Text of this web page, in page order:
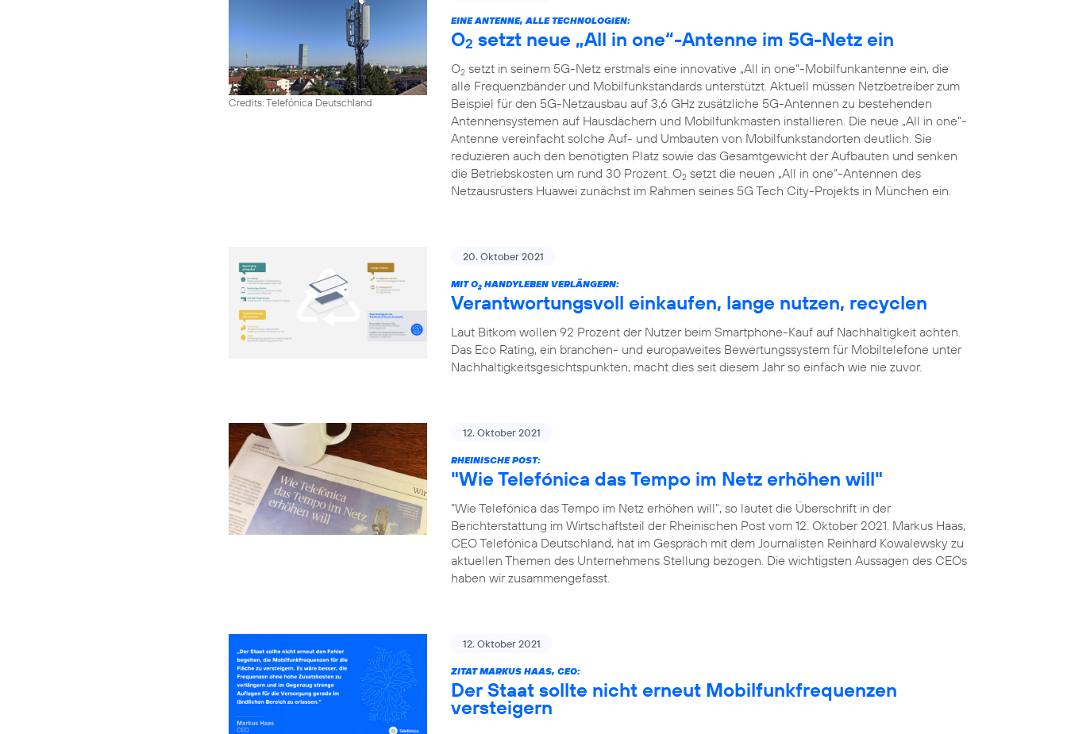
Credits: Telefónica Deutschland
EINE ANTENNE, ALLE TECHNOLOGIEN:
O2 setzt neue „All in one“-Antenne im 5G-Netz ein
O2 setzt in seinem 5G-Netz erstmals eine innovative „All in one“-Mobilfunkantenne ein, die
alle Frequenzbänder und Mobilfunkstandards unterstützt. Aktuell müssen Netzbetreiber zum
Beispiel für den 5G-Netzausbau auf 3,6 GHz zusätzliche 5G-Antennen zu bestehenden
Antennensystemen auf Hausdächern und Mobilfunkmasten installieren. Die neue „All in one“-
Antenne vereinfacht solche Auf- und Umbauten von Mobilfunkstandorten deutlich. Sie
reduzieren auch den benötigten Platz sowie das Gesamtgewicht der Aufbauten und senken
die Betriebskosten um rund 30 Prozent. O2 setzt die neuen „All in one“-Antennen des
Netzausrüsters Huawei zunächst im Rahmen seines 5G Tech City-Projekts in München ein.
20. Oktober 2021
MIT O2 HANDYLEBEN VERLÄNGERN:
Verantwortungsvoll einkaufen, lange nutzen, recyclen
Laut Bitkom wollen 92 Prozent der Nutzer beim Smartphone-Kauf auf Nachhaltigkeit achten.
Das Eco Rating, ein branchen- und europaweites Bewertungssystem für Mobiltelefone unter
Nachhaltigkeitsgesichtspunkten, macht dies seit diesem Jahr so einfach wie nie zuvor.
12. Oktober 2021
RHEINISCHE POST:
"Wie Telefónica das Tempo im Netz erhöhen will"
"Wie Telefónica das Tempo im Netz erhöhen will", so lautet die Überschrift in der
Berichterstattung im Wirtschaftsteil der Rheinischen Post vom 12. Oktober 2021. Markus Haas,
CEO Telefónica Deutschland, hat im Gespräch mit dem Journalisten Reinhard Kowalewsky zu
aktuellen Themen des Unternehmens Stellung bezogen. Die wichtigsten Aussagen des CEOs
haben wir zusammengefasst.
12. Oktober 2021
ZITAT MARKUS HAAS, CEO:
Der Staat sollte nicht erneut Mobilfunkfrequenzen
versteigern